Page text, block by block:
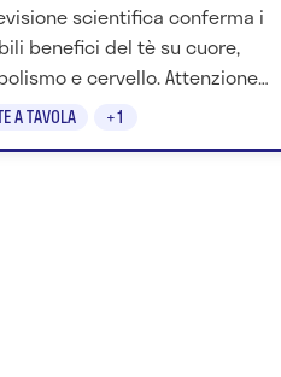
A TAVOLA +1
scientifica conferma i
benefici del tè su cuore,
e cervello. Attenzione
versioni industriali.